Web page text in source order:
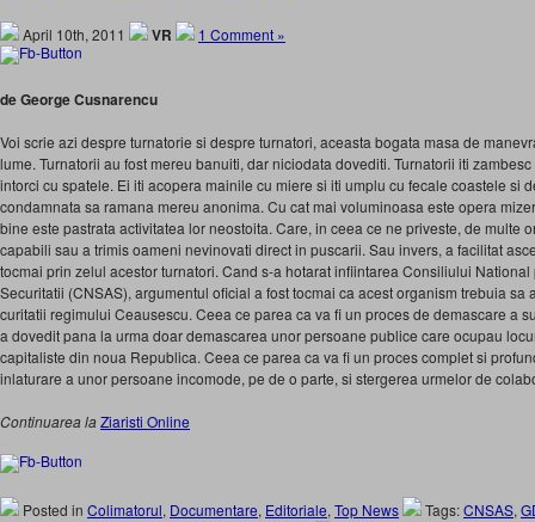
April 10th, 2011 VR 1 Comment »
de George Cusnarencu
Voi scrie azi despre turnatorie si despre turnatori, aceasta bogata masa de
lume. Turnatorii au fost mereu banuiti, dar niciodata dovediti. Turnatorii iti
intorci cu spatele. Ei iti acopera mainile cu miere si iti umplu cu fecale coastele si
condamnata sa ramana mereu anonima. Cu cat mai voluminoasa este opera
bine este pastrata activitatea lor neostoita. Care, in ceea ce ne priveste, de multe
capabili sau a trimis oameni nevinovati direct in puscarii. Sau invers, a facilitat
tocmai prin zelul acestor turnatori. Cand s-a ho­tarat infiintarea Consiliului
Securitatii (CNSAS), argumentul oficial a fost tocmai ca acest organism trebuia
curitatii regimului Ceausescu. Ceea ce parea ca va fi un proces de demascare a
a dovedit pana la urma doar demascarea unor persoane publice care ocupau
capitaliste din noua Republica. Ceea ce parea ca va fi un proces complet si
inlaturare a unor persoane incomode, pe de o parte, si stergerea urmelor de
Continuarea laZiaristi Online
Posted in Colimatorul, Documentare, Editoriale, Top News Tags:CNSAS,